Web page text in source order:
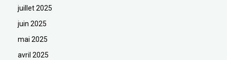
juillet 2025
juin 2025
mai 2025
avril 2025